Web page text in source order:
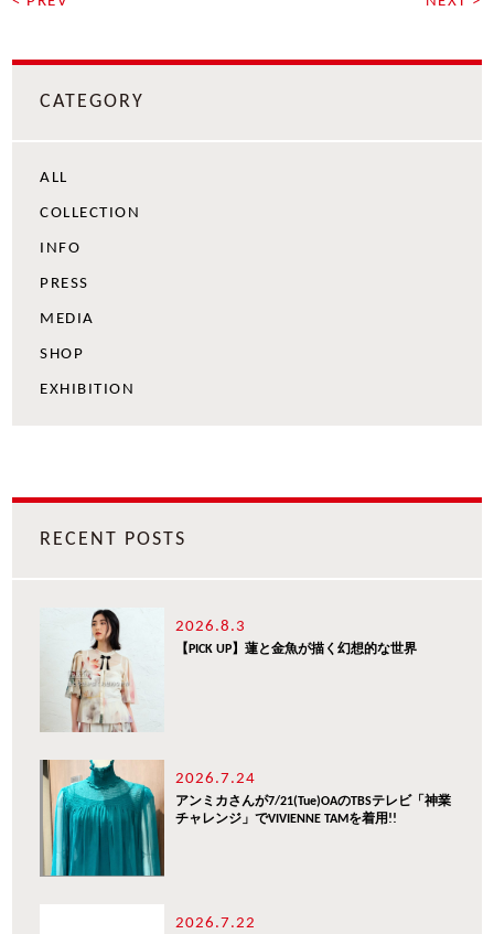
CATEGORY
ALL
COLLECTION
INFO
PRESS
MEDIA
SHOP
EXHIBITION
RECENT POSTS
2026.8.3
【PICK UP】蓮と金魚が描く幻想的な世界
2026.7.24
アンミカさんが7/21(Tue)OAのTBSテレビ「神業
チャレンジ」でVIVIENNE TAMを着用!!
2026.7.22